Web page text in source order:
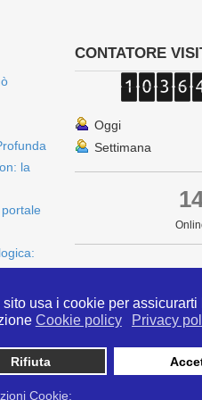
sito usa i cookie per
Cookie policy Privacy
Rifiuta
Cookie:
la
CONTATORE
Oggi
Settimana
info@ipertermiaitalia.it tel. 331/
diramato nel rispetto delle